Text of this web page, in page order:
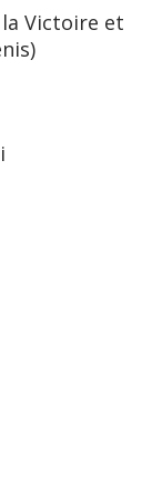
la Victoire et